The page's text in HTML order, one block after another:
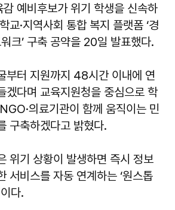
예비후보가 위기 학생을 신속하
교·지역사회 통합 복지 플랫폼 ‘경
크’ 구축 공약을 20일 발표했다.
부터 지원까지 48시간 이내에 연
겠다며 교육지원청을 중심으로 학
의료기관이 함께 움직이는 민
구축하겠다고 밝혔다.
위기 상황이 발생하면 즉시 정보
서비스를 자동 연계하는 ‘원스톱
다.